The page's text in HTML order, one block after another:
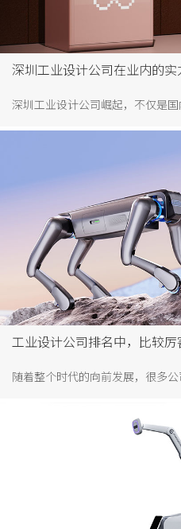
深圳工业设计公司在业内的
深圳工业设计公司崛起，不仅是
市，且在国际上享有盛誉，深圳
工业设计公司排名中，比较
随着整个时代的向前发展，很多
推广，每一步都把好关，尤其是
名的设计公司来做。找比较知名